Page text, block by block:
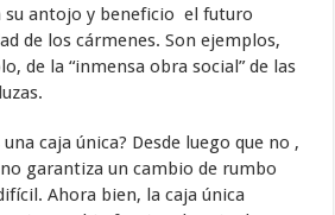
su antojo y beneficio el futuro
de los cármenes. Son ejemplos,
de la “inmensa obra social” de las
caja única? Desde luego que no ,
garantiza un cambio de rumbo
Ahora bien, la caja única